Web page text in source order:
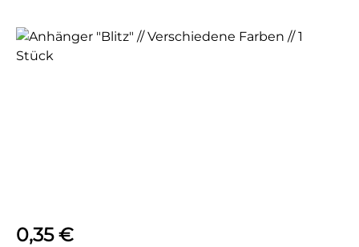
Bildergalerie überspringen
Regulärer Preis:
0,35 €